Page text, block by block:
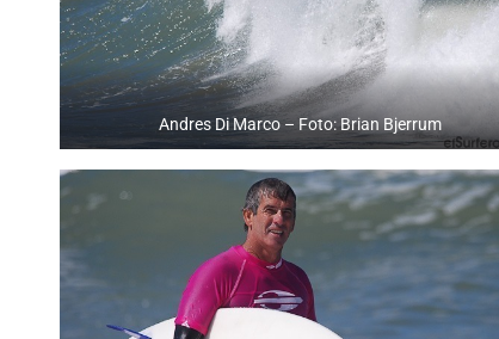
Andres Di Marco – Foto: Brian Bjerrum